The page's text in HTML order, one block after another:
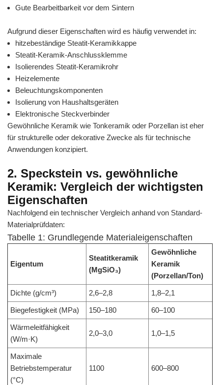
Gute Bearbeitbarkeit vor dem Sintern
Aufgrund dieser Eigenschaften wird es häufig verwendet in:
hitzebeständige Steatit-Keramikkappe
Steatit-Keramik-Anschlussklemme
Isolierendes Steatit-Keramikrohr
Heizelemente
Beleuchtungskomponenten
Isolierung von Haushaltsgeräten
Elektronische Steckverbinder
Gewöhnliche Keramik wie Tonkeramik oder Porzellan ist eher
für strukturelle oder dekorative Zwecke als für technische
Anwendungen konzipiert.
2. Speckstein vs. gewöhnliche
Keramik: Vergleich der wichtigsten
Eigenschaften
Nachfolgend ein technischer Vergleich anhand von Standard-
Materialprüfdaten:
Tabelle 1: Grundlegende Materialeigenschaften
Eigentum
Steatitkeramik
(MgSiO₃)
Gewöhnliche
Keramik
(Porzellan/Ton)
Dichte (g/cm³) 2,6–2,8 1,8–2,1
Biegefestigkeit (MPa) 150–180 60–100
Wärmeleitfähigkeit
(W/m·K)
2,0–3,0 1,0–1,5
Maximale
Betriebstemperatur
(°C)
1100 600–800